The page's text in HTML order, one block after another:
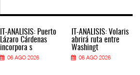
IT-ANÁLISIS: Puerto
Lázaro Cárdenas
incorpora s
06 AGO 2026
IT-ANÁLISIS: Volaris
abrirá ruta entre
Washingt
06 AGO 2026